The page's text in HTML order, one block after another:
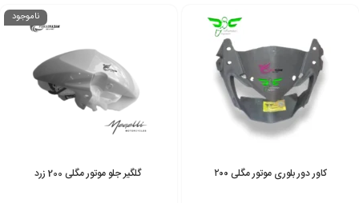
کاور دور بلوری موتور مگلی ۲۰۰
ناموجود
گلگیر جلو موتور مگلی 200 زرد